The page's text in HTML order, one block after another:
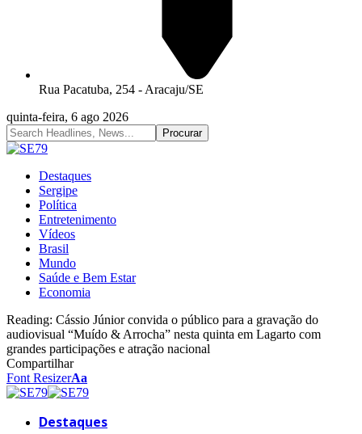
Rua Pacatuba, 254 - Aracaju/SE
quinta-feira, 6 ago 2026
Destaques
Sergipe
Política
Entretenimento
Vídeos
Brasil
Mundo
Saúde e Bem Estar
Economia
Reading: Cássio Júnior convida o público para a gravação do
audiovisual “Muído & Arrocha” nesta quinta em Lagarto com
grandes participações e atração nacional
Compartilhar
Font ResizerAa
Destaques